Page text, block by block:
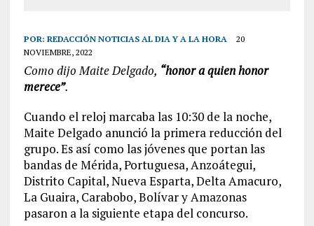
POR: REDACCIÓN NOTICIAS AL DIA Y A LA HORA
20
NOVIEMBRE, 2022
Como dijo Maite Delgado, “honor a quien honor
merece”.
Cuando el reloj marcaba las 10:30 de la noche,
Maite Delgado anunció la primera reducción del
grupo. Es así como las jóvenes que portan las
bandas de Mérida, Portuguesa, Anzoátegui,
Distrito Capital, Nueva Esparta, Delta Amacuro,
La Guaira, Carabobo, Bolívar y Amazonas
pasaron a la siguiente etapa del concurso.